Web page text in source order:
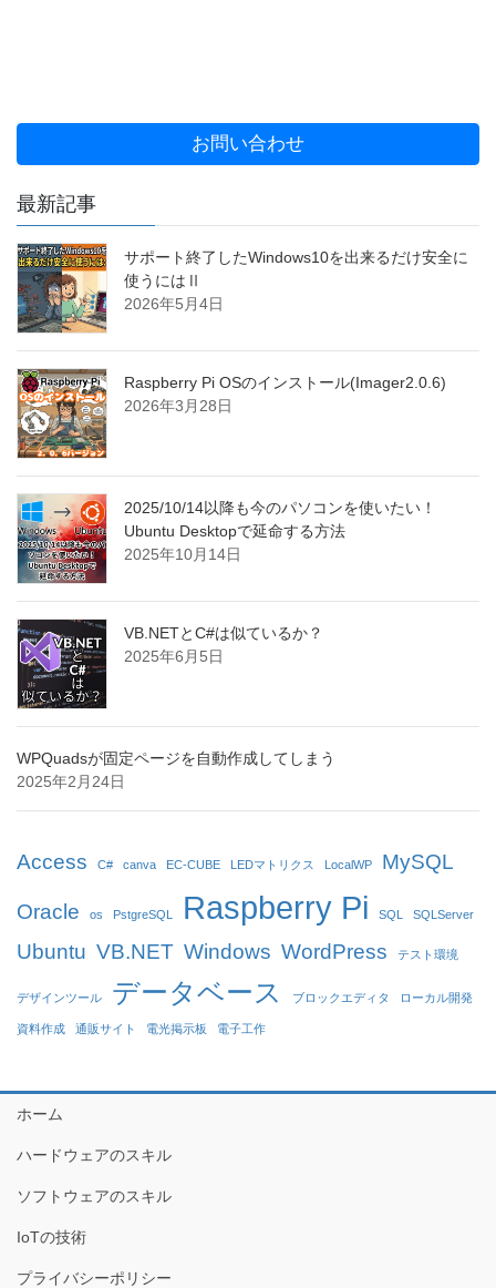
お問い合わせ
最新記事
サポート終了したWindows10を出来るだけ安全に
使うにはⅡ
2026年5月4日
Raspberry Pi OSのインストール(Imager2.0.6)
2026年3月28日
2025/10/14以降も今のパソコンを使いたい！
Ubuntu Desktopで延命する方法
2025年10月14日
VB.NETとC#は似ているか？
2025年6月5日
WPQuadsが固定ページを自動作成してしまう
2025年2月24日
Access C# canva EC-CUBE LEDマトリクス LocalWP MySQL
Oracle os PstgreSQL Raspberry Pi SQL SQLServer
Ubuntu VB.NET Windows WordPress テスト環境
デザインツール データベース ブロックエディタ ローカル開発
資料作成 通販サイト 電光掲示板 電子工作
ホーム
ハードウェアのスキル
ソフトウェアのスキル
IoTの技術
プライバシーポリシー